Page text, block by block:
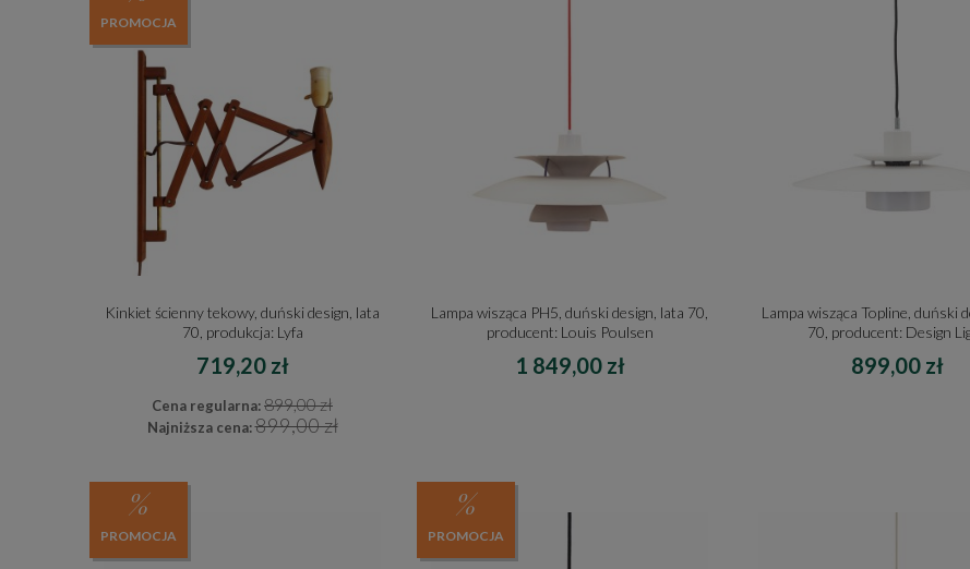
Kinkiet ścienny tekowy, duński design, lata
70, produkcja: Lyfa
719,20 zł
Cena regularna:899,00 zł
Najniższa cena:899,00 zł
PROMOCJA
Lampa wisząca PH5, duński design, lata 70,
producent: Louis Poulsen
1 849,00 zł
Lampa wisząca Topline, duński
70, producent: Design
899,00 zł
PROMOCJA PROMOCJA